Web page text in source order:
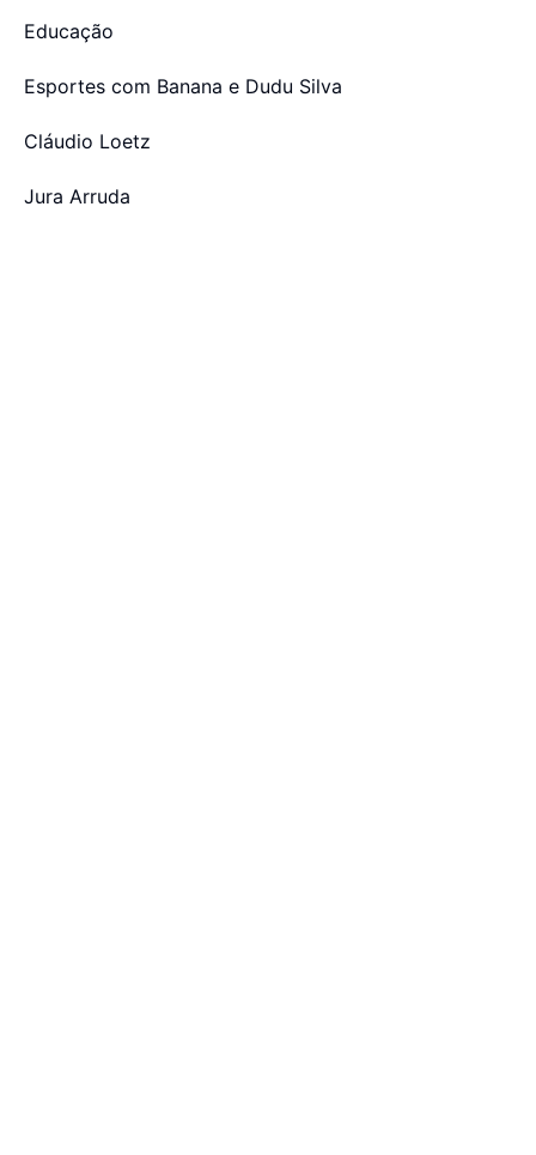
Educação
Esportes com Banana e Dudu Silva
Cláudio Loetz
Jura Arruda